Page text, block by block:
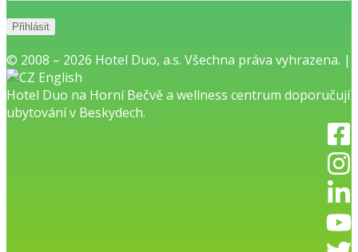
© 2008 – 2026 Hotel Duo, a.s. Všechna práva vyhrazena. |
English
Hotel Duo na Horní Bečvěa wellness centrum doporučují
ubytování v Beskydech.